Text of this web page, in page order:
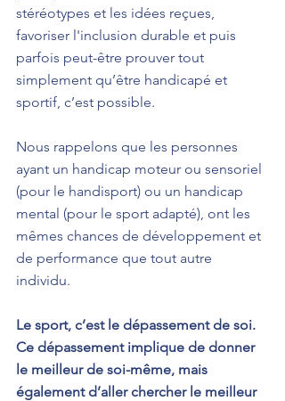
stéréotypes et les idées reçues,
favoriser l'inclusion durable et puis
parfois peut-être prouver tout
simplement qu’être handicapé et
sportif, c’est possible.
Nous rappelons que les personnes
ayant un handicap moteur ou sensoriel
(pour le handisport) ou un handicap
mental (pour le sport adapté), ont les
mêmes chances de développement et
de performance que tout autre
individu.
Le sport, c’est le dépassement de soi.
Ce dépassement implique de donner
le meilleur de soi-même, mais
également d’aller chercher le meilleur